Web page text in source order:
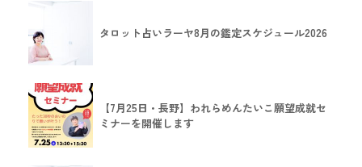
タロット占いラーヤ8月の鑑定スケジュール2026
【7月25日・長野】われらめんたいこ願望成就セ
ミナーを開催します